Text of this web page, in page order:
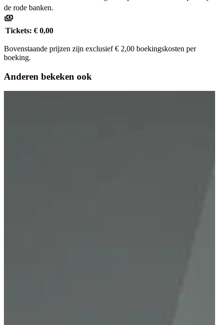
de rode banken.
Tickets: € 0,00
Bovenstaande prijzen zijn exclusief € 2,00 boekingskosten per
boeking.
Anderen bekeken ook